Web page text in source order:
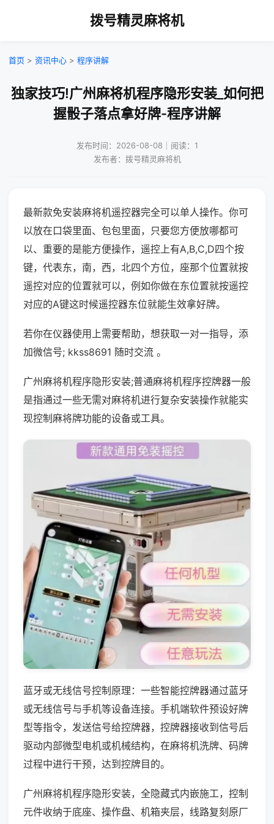
拨号精灵麻将机
首页 > 资讯中心 > 程序讲解
独家技巧!广州麻将机程序隐形安装_如何把
握骰子落点拿好牌-程序讲解
发布时间：2026-08-08｜阅读：1
发布者：拨号精灵麻将机
最新款免安装麻将机遥控器完全可以单人操作。你可
以放在口袋里面、包包里面，只要您方便放哪都可
以、重要的是能方便操作，遥控上有A,B,C,D四个按
键，代表东，南，西，北四个方位，座那个位置就按
遥控对应的位置就可以，例如你做在东位置就按遥控
对应的A键这时候遥控器东位就能生效拿好牌。
若你在仪器使用上需要帮助，想获取一对一指导，添
加微信号; kkss8691 随时交流 。
广州麻将机程序隐形安装;普通麻将机程序控牌器一般
是指通过一些无需对麻将机进行复杂安装操作就能实
现控制麻将牌功能的设备或工具。
蓝牙或无线信号控制原理：一些智能控牌器通过蓝牙
或无线信号与手机等设备连接。手机端软件预设好牌
型等指令，发送信号给控牌器，控牌器接收到信号后
驱动内部微型电机或机械结构，在麻将机洗牌、码牌
过程中进行干预，达到控牌目的。
广州麻将机程序隐形安装，全隐藏式内嵌施工，控制
元件收纳于底座、操作盘、机箱夹层，线路复刻原厂